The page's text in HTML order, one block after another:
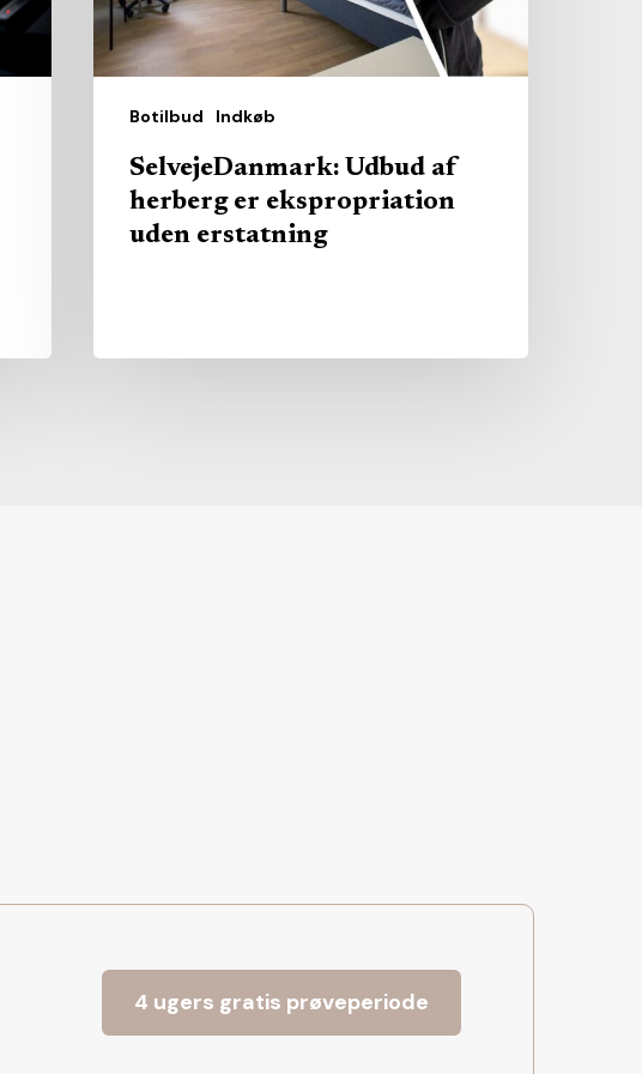
Botilbud Indkøb
uden
erstatning
SelvejeDanmark: Udbud af
herberg er ekspropriation
uden erstatning
4 ugers gratis prøveperiode